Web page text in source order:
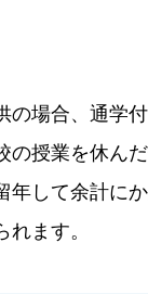
の場合、通学
の授業を休ん
年して余計に
ます。